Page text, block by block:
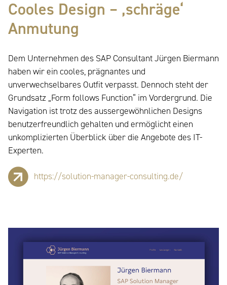
Cooles Design – ‚schräge‘
Anmutung
Dem Unternehmen des SAP Consultant Jürgen Biermann
haben wir ein cooles, prägnantes und
unverwechselbares Outfit verpasst. Dennoch steht der
Grundsatz „Form follows Function“ im Vordergrund. Die
Navigation ist trotz des aussergewöhnlichen Designs
benutzerfreundlich gehalten und ermöglicht einen
unkomplizierten Überblick über die Angebote des IT-
Experten.
https://solution-manager-consulting.de/